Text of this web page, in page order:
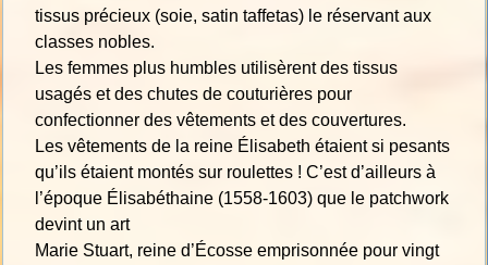
tissus précieux (soie, satin taffetas) le réservant aux
classes nobles.
Les femmes plus humbles utilisèrent des tissus
usagés et des chutes de couturières pour
confectionner des vêtements et des couvertures.
Les vêtements de la reine Élisabeth étaient si pesants
qu’ils étaient montés sur roulettes ! C’est d’ailleurs à
l’époque Élisabéthaine (1558-1603) que le patchwork
devint un art
Marie Stuart, reine d’Écosse emprisonnée pour vingt